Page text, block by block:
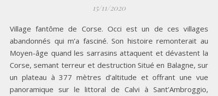
15/11/2020
Village fantôme de Corse. Occi est un de ces villages
abandonnés qui m’a fasciné. Son histoire remonterait au
Moyen-âge quand les sarrasins attaquent et dévastent la
Corse, semant terreur et destruction Situé en Balagne, sur
un plateau à 377 mètres d’altitude et offrant une vue
panoramique sur le littoral de Calvi à Sant’Ambroggio,